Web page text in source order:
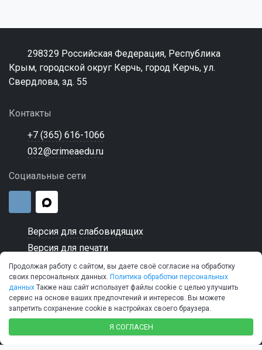
298329 Российская Федерация, Республика
Крым, городской округ Керчь, город Керчь, ул.
Свердлова, зд. 55
Контакты
+7 (365) 616-1066
032@crimeaedu.ru
Социальные сети
Версия для слабовидящих
Версия для печати
© 2026 ГБПОУ РК "Керченский морской технический
колледж"
SIMAI-SF4: Сайт колледжа
Продолжая работу с сайтом, вы даете своё согласие на обработку
своих персональных данных. Политика обработки персональных
данных Также наш сайт использует файлы cookie с целью улучшить
сервис на основе ваших предпочтений и интересов. Вы можете
запретить сохранение cookie в настройках своего браузера.
Я СОГЛАСЕН